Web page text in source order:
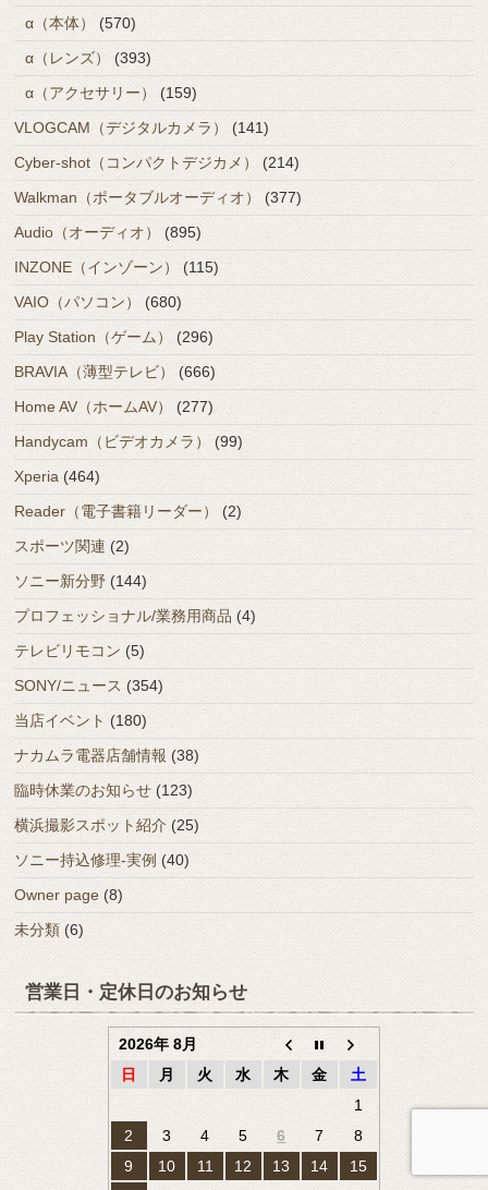
α（本体）
(570)
α（レンズ）
(393)
α（アクセサリー）
(159)
VLOGCAM（デジタルカメラ）
(141)
Cyber-shot（コンパクトデジカメ）
(214)
Walkman（ポータブルオーディオ）
(377)
Audio（オーディオ）
(895)
INZONE（インゾーン）
(115)
VAIO（パソコン）
(680)
Play Station（ゲーム）
(296)
BRAVIA（薄型テレビ）
(666)
Home AV（ホームAV）(277)
Handycam（ビデオカメラ）
(99)
Xperia (464)
Reader（電子書籍リーダー）
(2)
スポーツ関連 (2)
ソニー新分野 (144)
プロフェッショナル/業務用商品 (4)
テレビリモコン (5)
SONY/ニュース (354)
当店イベント (180)
ナカムラ電器店舗情報 (38)
臨時休業のお知らせ (123)
横浜撮影スポット紹介 (25)
ソニー持込修理-実例 (40)
Owner page (8)
未分類 (6)
営業日・定休日のお知らせ
2026年 8月
日
月 火 水 木 金
土
1
2
3 4 5 6 7
8
9
10 11 12 13 14
15